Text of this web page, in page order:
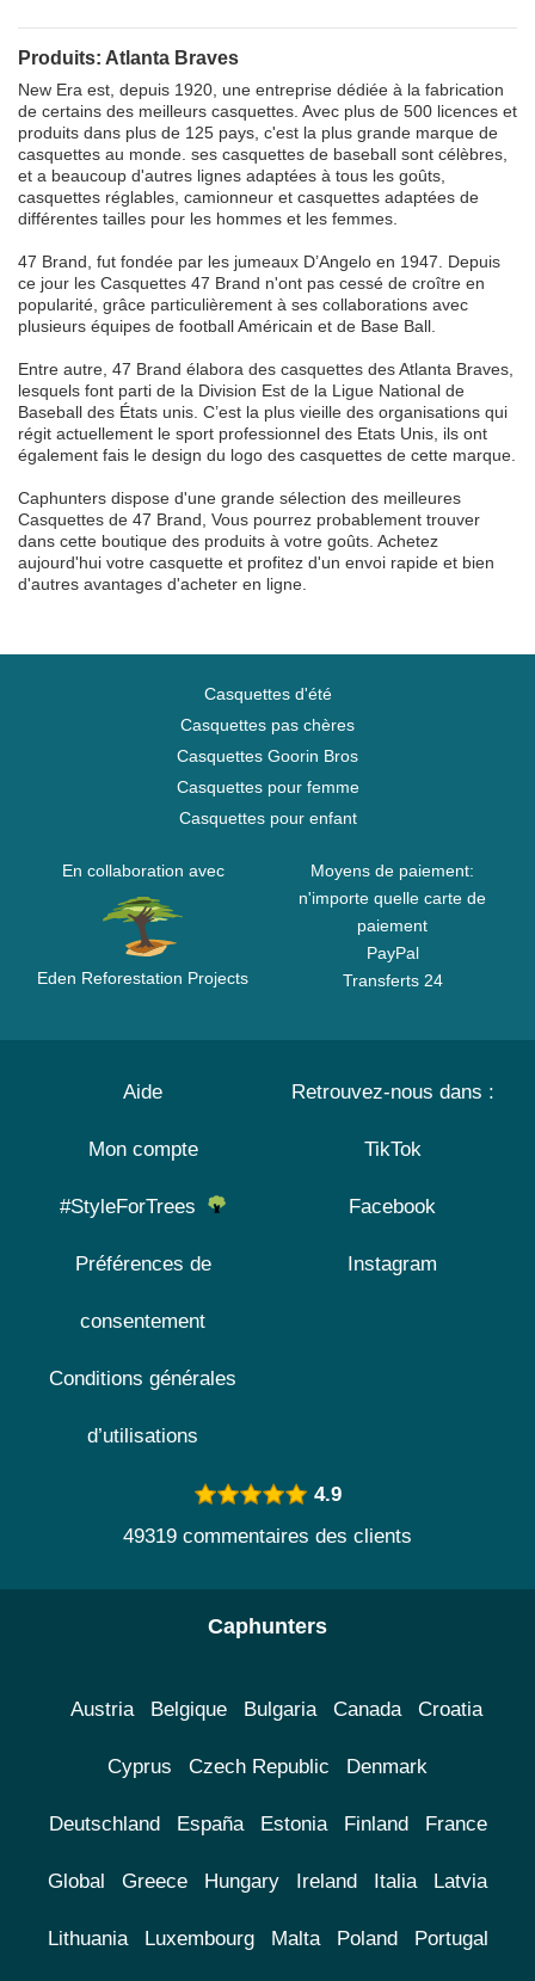
Produits: Atlanta Braves
New Era est, depuis 1920, une entreprise dédiée à la fabrication
de certains des meilleurs casquettes. Avec plus de 500 licences et
produits dans plus de 125 pays, c'est la plus grande marque de
casquettes au monde. ses casquettes de baseball sont célèbres,
et a beaucoup d'autres lignes adaptées à tous les goûts,
casquettes réglables, camionneur et casquettes adaptées de
différentes tailles pour les hommes et les femmes.
47 Brand, fut fondée par les jumeaux D’Angelo en 1947. Depuis
ce jour les Casquettes 47 Brand n'ont pas cessé de croître en
popularité, grâce particulièrement à ses collaborations avec
plusieurs équipes de football Américain et de Base Ball.
Entre autre, 47 Brand élabora des casquettes des Atlanta Braves,
lesquels font parti de la Division Est de la Ligue National de
Baseball des États unis. C’est la plus vieille des organisations qui
régit actuellement le sport professionnel des Etats Unis, ils ont
également fais le design du logo des casquettes de cette marque.
Caphunters dispose d'une grande sélection des meilleures
Casquettes de 47 Brand, Vous pourrez probablement trouver
dans cette boutique des produits à votre goûts. Achetez
aujourd'hui votre casquette et profitez d'un envoi rapide et bien
d'autres avantages d'acheter en ligne.
Casquettes d'été
Casquettes pas chères
Casquettes Goorin Bros
Casquettes pour femme
Casquettes pour enfant
En collaboration avec
Eden Reforestation Projects
Moyens de paiement:
n'importe quelle carte de
paiement
PayPal
Transferts 24
Aide
Mon compte
#StyleForTrees
Préférences de
consentement
Conditions générales
d’utilisations
Retrouvez-nous dans :
TikTok
Facebook
Instagram
4.9
49319 commentaires des clients
Caphunters
Austria Belgique Bulgaria Canada Croatia
Cyprus Czech Republic Denmark
Deutschland España Estonia Finland France
Global Greece Hungary Ireland Italia Latvia
Lithuania Luxembourg Malta Poland Portugal